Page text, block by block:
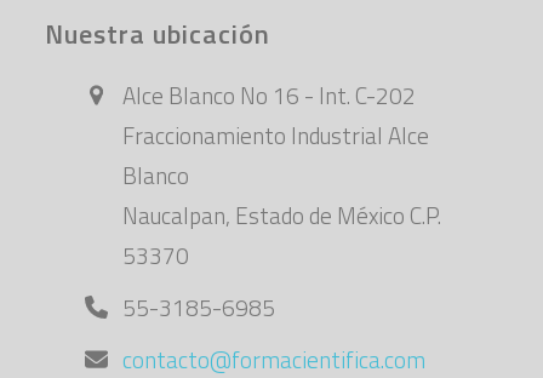
Nuestra ubicación
Alce Blanco No 16 - Int. C-202
Fraccionamiento Industrial Alce
Blanco
Naucalpan, Estado de México C.P.
53370
55-3185-6985
contacto@formacientifica.com